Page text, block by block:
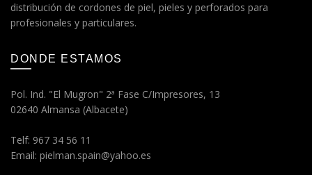
distribución de cordones de piel, pieles y perforados para
profesionales y particulares.
DONDE ESTAMOS
Pol. Ind. "El Mugron" 2ª Fase C/Impresores, 13
02640 Almansa (Albacete)
Telf: 967 34 56 11
Email: pielman.spain@yahoo.es